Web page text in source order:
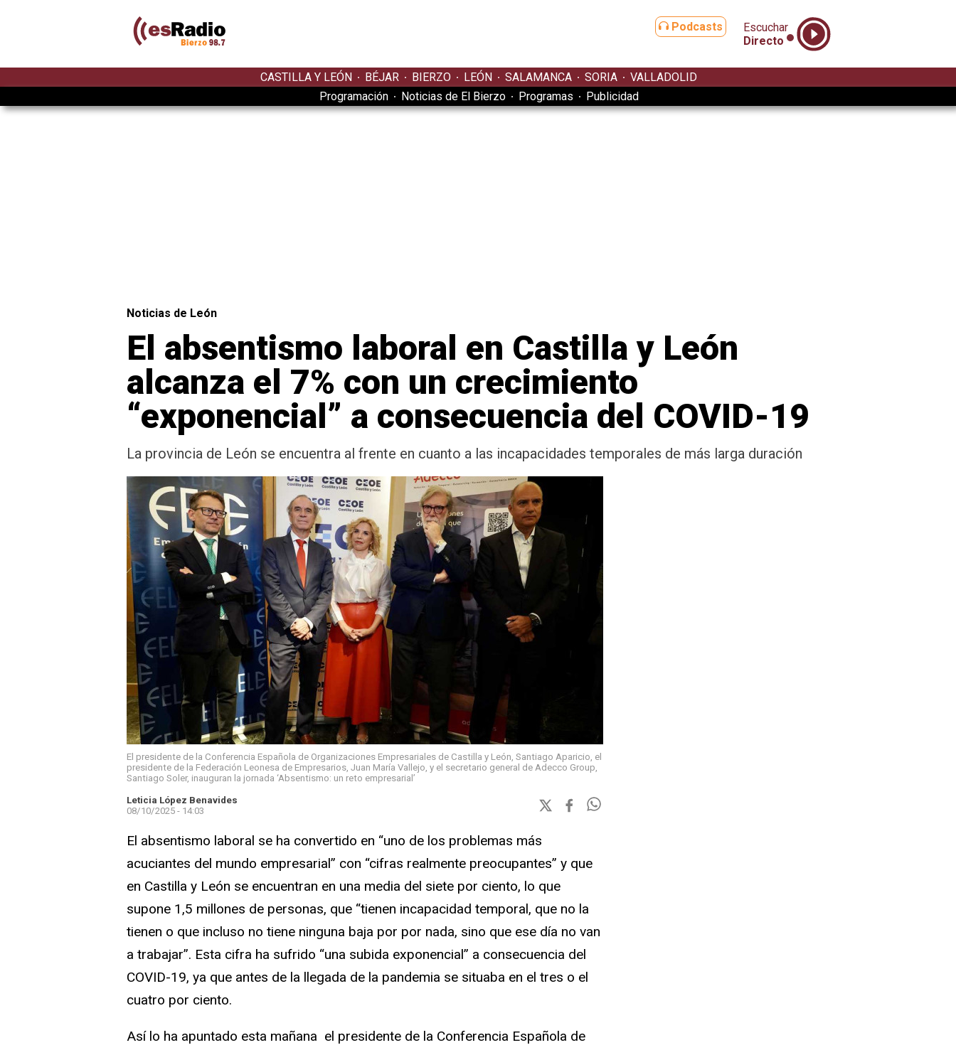
Podcasts
Escuchar
Directo
CASTILLA Y LEÓN BÉJAR BIERZO LEÓN SALAMANCA SORIA
VALLADOLID
Programación
Noticias de El Bierzo Programas Publicidad
Noticias de León
El absentismo laboral en Castilla y León
alcanza el 7% con un crecimiento
“exponencial” a consecuencia del COVID-19
La provincia de León se encuentra al frente en cuanto a las incapacidades temporales de más larga duración
El presidente de la Conferencia Española de Organizaciones Empresariales de Castilla y León, Santiago Aparicio, el
presidente de la Federación Leonesa de Empresarios, Juan María Vallejo, y el secretario general de Adecco Group,
Santiago Soler, inauguran la jornada ‘Absentismo: un reto empresarial’
Leticia López Benavides
08/10/2025 - 14:03
El absentismo laboral se ha convertido en “uno de los problemas más
acuciantes del mundo empresarial” con “cifras realmente preocupantes” y que
en Castilla y León se encuentran en una media del siete por ciento, lo que
supone 1,5 millones de personas, que “tienen incapacidad temporal, que no la
tienen o que incluso no tiene ninguna baja por por nada, sino que ese día no van
a trabajar”. Esta cifra ha sufrido “una subida exponencial” a consecuencia del
COVID-19, ya que antes de la llegada de la pandemia se situaba en el tres o el
cuatro por ciento.
Así lo ha apuntado esta mañana el presidente de la Conferencia Española de